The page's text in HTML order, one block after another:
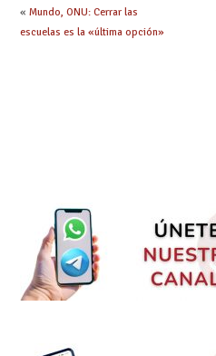
« Mundo, ONU: Cerrar las
escuelas es la «última opción»